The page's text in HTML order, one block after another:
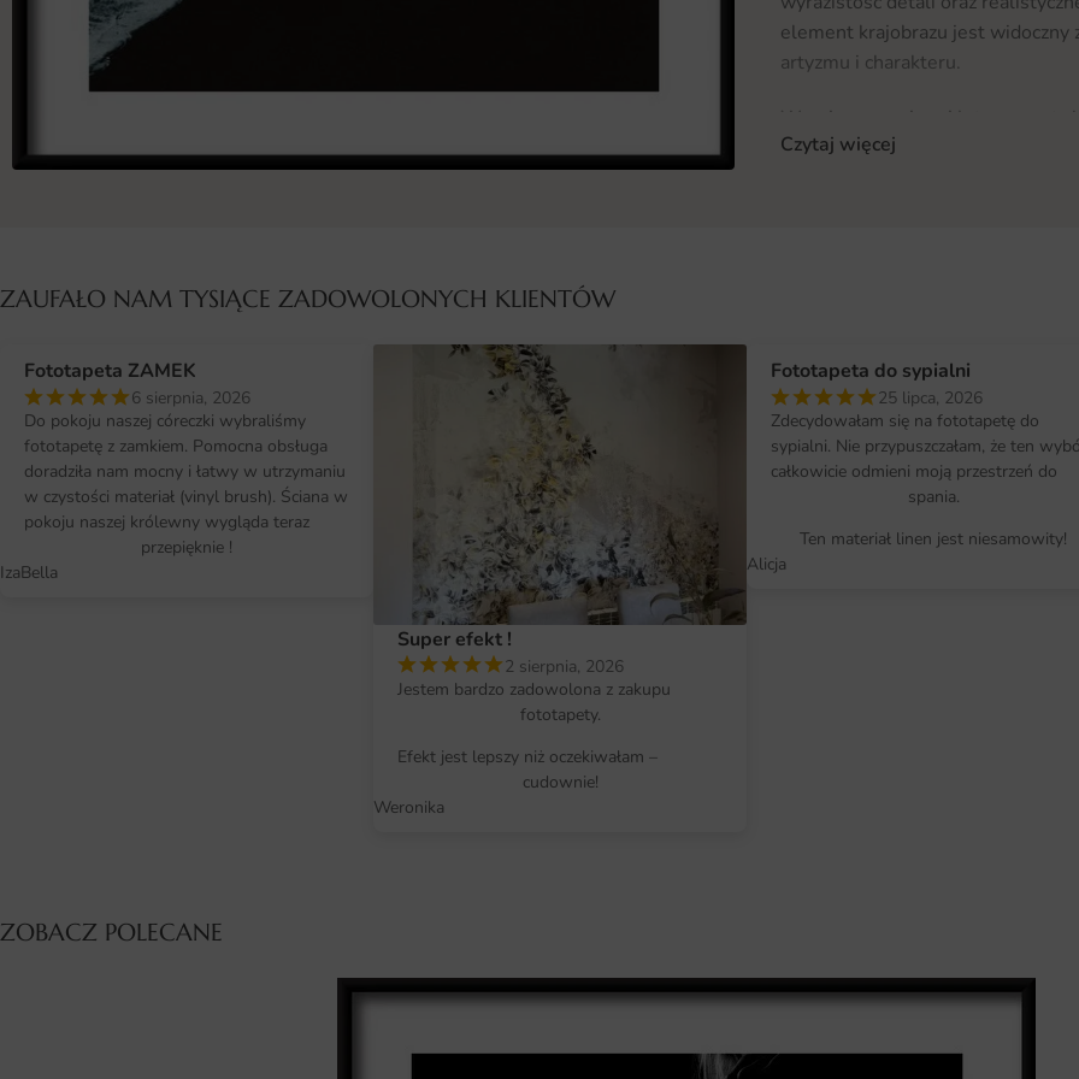
element krajobrazu jest widoczny
artyzmu i charakteru.
Plakat Czarna Plaża Islandia
Dlaczego warto wybrać tę
Unikalny design, który przyciąga
Wysoka jakość wykonania,
Łatwy montaż, który nie wymaga
Różnorodność wymiarów, co
pomieszczenia.
Czytaj więcej
ZAUFAŁO NAM TYSIĄCE ZADOWOLONYCH KLIENTÓW
Fototapeta ZAMEK
6 sierpnia, 2026
Do pokoju naszej córeczki wybraliśmy
fototapetę z zamkiem. Pomocna obsługa
doradziła nam mocny i łatwy w utrzymaniu
w czystości materiał (vinyl brush). Ściana w
pokoju naszej królewny wygląda teraz
przepięknie !
IzaBella
Super efekt !
2 sierpnia, 2026
Jestem bardzo zadowolona z zakupu
fototapety.
Efekt jest lepszy niż oczekiwałam –
cudownie!
Weronika
Fototapeta do sypialni
25 lipca, 2026
Zdecydowałam się na fototapetę do
sypialni. Nie przypuszczałam, że ten
całkowicie odmieni moją przestrzeń do
spania.
Ten materiał linen jest niesamowity!
Alicja
ZOBACZ POLECANE